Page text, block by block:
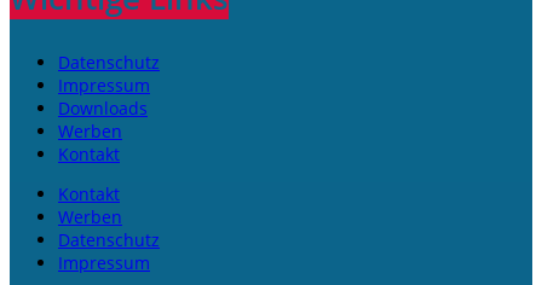
Datenschutz
Impressum
Downloads
Werben
Kontakt
Kontakt
Werben
Datenschutz
Impressum